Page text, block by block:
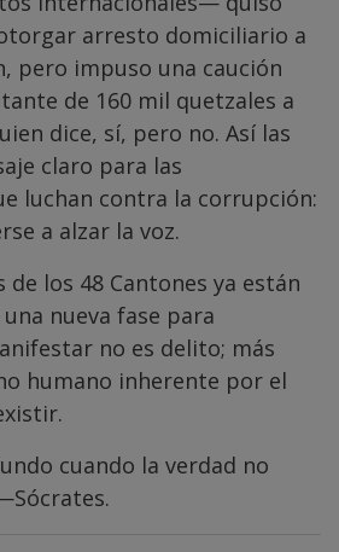
arresto domiciliario a
pero impuso una caución
de 160 mil quetzales a
dice, sí, pero no. Así las
claro para las
luchan contra la corrupción:
a alzar la voz.
de los 48 Cantones ya están
nueva fase para
no es delito; más
humano inherente por el
cuando la verdad no